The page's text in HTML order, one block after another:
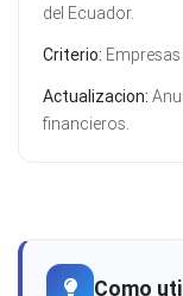
del Ecuador.
Criterio:
Actualizacion:
financieros.
Como